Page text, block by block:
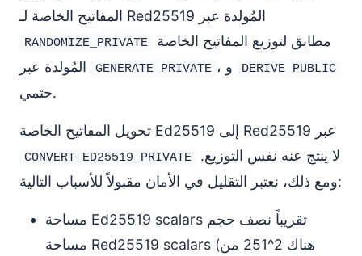
المفاتيح الخاصة لـ Red25519 المُولدة عبر
RANDOMIZE_PRIVATE
GENERATE_PRIVATE DERIVE_PUBLIC
حتمي.
تحويل المفاتيح الخاصة Ed25519 إلى Red25519 عبر
CONVERT_ED25519_PRIVATE
ومع ذلك، نعتبر التقليل في الأمان مقبولاً للأسباب التالية:
مساحة Ed25519 scalars تقريباً نصف حجم
مساحة Red25519 scalars (هناك 2^251 من